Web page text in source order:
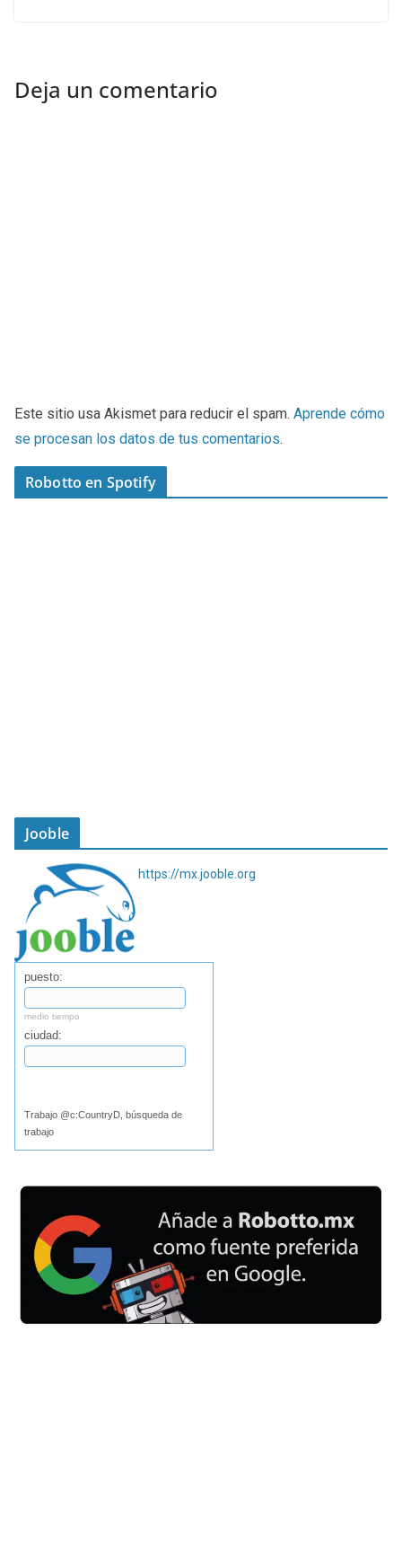
Deja un comentario
Este sitio usa Akismet para reducir el spam. Aprende cómo
se procesan los datos de tus comentarios.
Robotto en Spotify
Jooble
https://mx.jooble.org
puesto:
medio tiempo
ciudad:
Trabajo @c:CountryD, búsqueda de
trabajo